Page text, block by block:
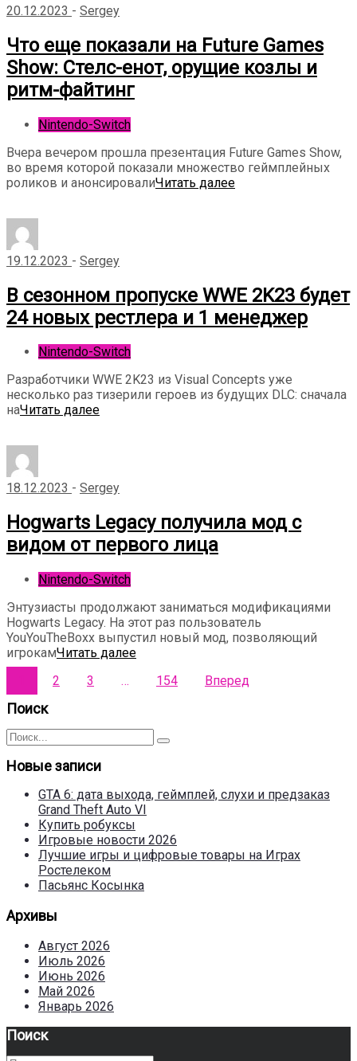
20.12.2023 - Sergey
Что еще показали на Future Games
Show: Стелс-енот, орущие козлы и
ритм-файтинг
Nintendo-Switch
Вчера вечером прошла презентация Future Games Show,
во время которой показали множество геймплейных
роликов и анонсировалиЧитать далее
19.12.2023 - Sergey
В сезонном пропуске WWE 2K23 будет
24 новых рестлера и 1 менеджер
Nintendo-Switch
Разработчики WWE 2K23 из Visual Concepts уже
несколько раз тизерили героев из будущих DLC: сначала
наЧитать далее
18.12.2023 - Sergey
Hogwarts Legacy получила мод с
видом от первого лица
Nintendo-Switch
Энтузиасты продолжают заниматься модификациями
Hogwarts Legacy. На этот раз пользователь
YouYouTheBoxx выпустил новый мод, позволяющий
игрокамЧитать далее
Пагинация
записей
2 3 … 154 Вперед
Поиск
Поиск
для:
Поиск
Новые записи
GTA 6: дата выхода, геймплей, слухи и предзаказ
Grand Theft Auto VI
Купить робуксы
Игровые новости 2026
Лучшие игры и цифровые товары на Играх
Ростелеком
Пасьянс Косынка
Архивы
Август 2026
Июль 2026
Июнь 2026
Май 2026
Январь 2026
Поиск